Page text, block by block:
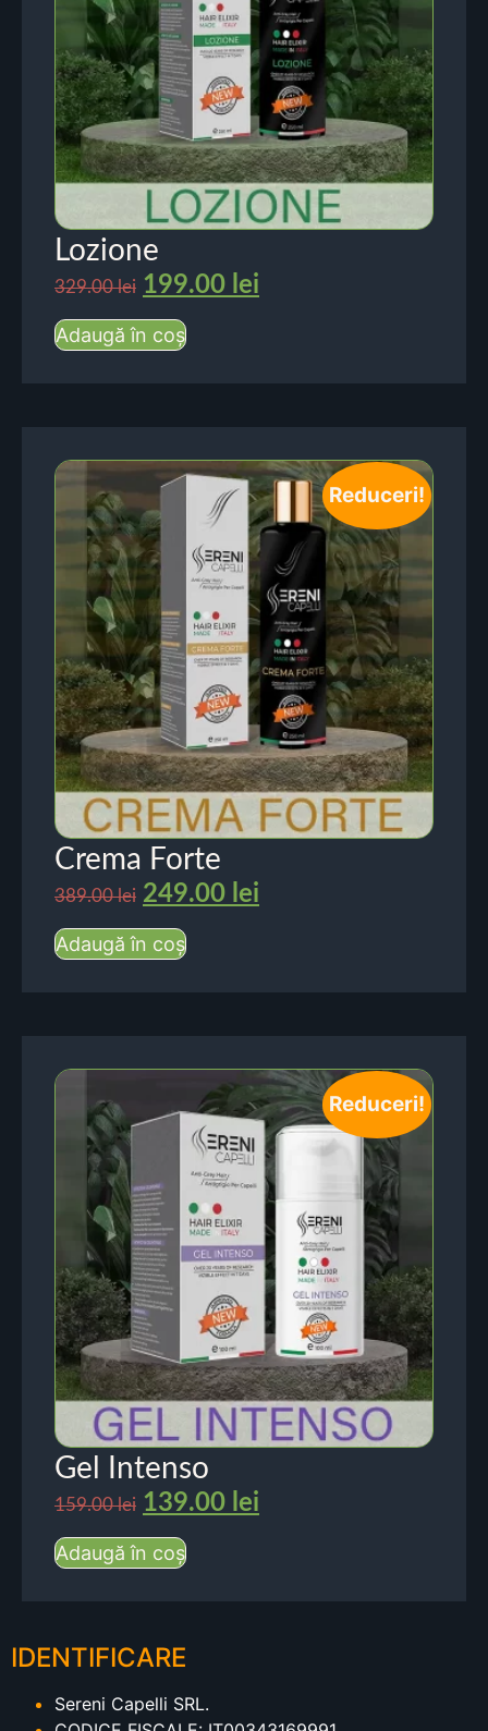
Lozione
329.00lei 199.00 lei
Adaugă în coș
Reduceri!
Crema Forte
389.00lei 249.00 lei
Adaugă în coș
Reduceri!
Gel Intenso
159.00lei 139.00 lei
Adaugă în coș
IDENTIFICARE
Sereni Capelli SRL.